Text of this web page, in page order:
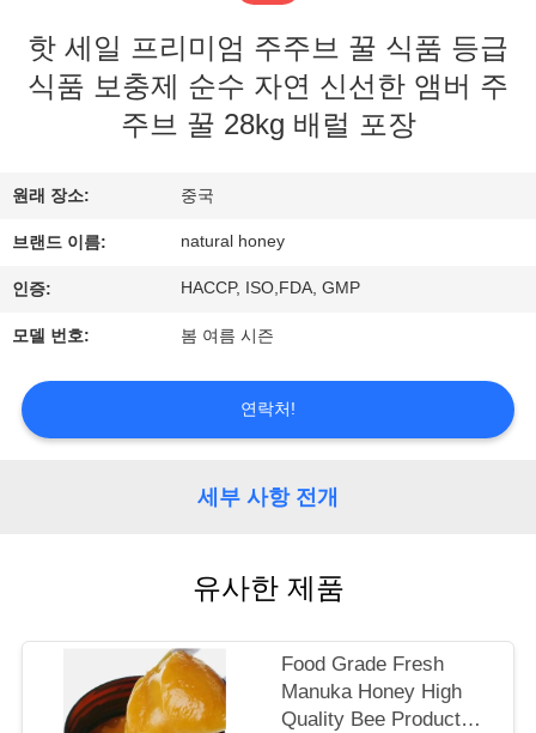
에
관
여
공
장
투
어
리
핫 세일 프리미엄 주주브 꿀 식품 등급
식품 보충제 순수 자연 신선한 앰버 주
주브 꿀 28kg 배럴 포장
원래 장소: 중국
브랜드 이름: natural honey
인증: HACCP, ISO,FDA, GMP
모델 번호: 봄 여름 시즌
연락처!
세부 사항 전개
유사한 제품
Food Grade Fresh
Manuka Honey High
Quality Bee Product